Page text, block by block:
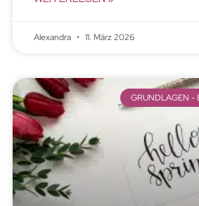
Alexandra 11. März 2026
GRUNDLAGEN -